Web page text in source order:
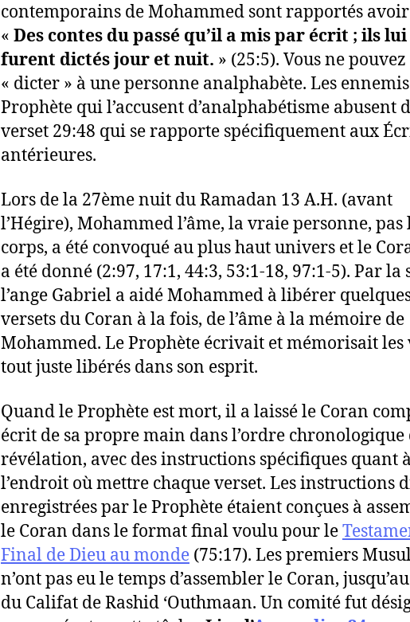
contemporains de Mohammed sont rapportés
« Des contes du passé qu’il a mis par écrit ; ils lui
furent dictés jour et nuit. » (25:5). Vous ne pouvez
« dicter » à une personne analphabète. Les
Prophète qui l’accusent d’analphabétisme abusent
verset 29:48 qui se rapporte spécifiquement aux
antérieures.
Lors de la 27ème nuit du Ramadan 13 A.H. (avant
l’Hégire), Mohammed l’âme, la vraie personne, pas
corps, a été convoqué au plus haut univers et le
a été donné (2:97, 17:1, 44:3, 53:1-18, 97:1-5). Par la
l’ange Gabriel a aidé Mohammed à libérer
versets du Coran à la fois, de l’âme à la mémoire de
Mohammed. Le Prophète écrivait et mémorisait les
tout juste libérés dans son esprit.
Quand le Prophète est mort, il a laissé le Coran
écrit de sa propre main dans l’ordre chronologique
révélation, avec des instructions spécifiques quant à
l’endroit où mettre chaque verset. Les instructions
enregistrées par le Prophète étaient conçues à
le Coran dans le format final voulu pour le
Final de Dieu au monde (75:17). Les premiers
n’ont pas eu le temps d’assembler le Coran,
du Califat de Rashid ‘Outhmaan. Un comité fut